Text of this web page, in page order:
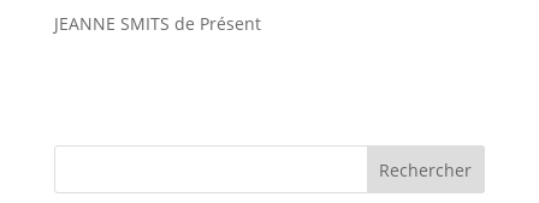
JEANNE SMITS de Présent